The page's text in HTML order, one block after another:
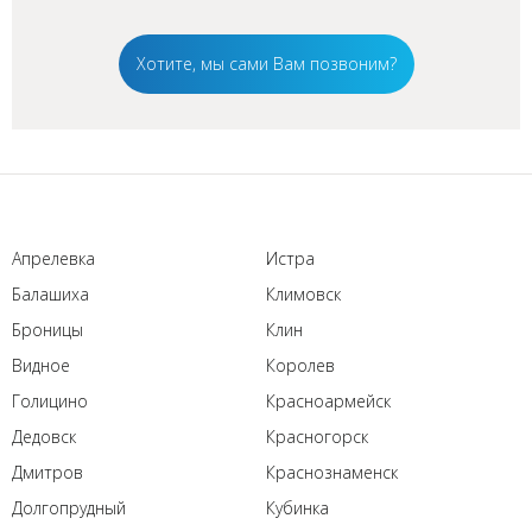
Хотите, мы сами Вам позвоним?
Апрелевка
Балашиха
Броницы
Видное
Голицино
Дедовск
Дмитров
Долгопрудный
Истра
Климовск
Клин
Королев
Красноармейск
Красногорск
Краснознаменск
Кубинка